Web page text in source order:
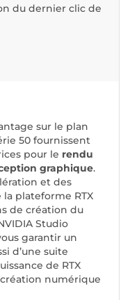
du dernier clic de
sur le plan
50 fournissent
pour le rendu
graphique.
et des
plateforme RTX
de création du
Studio
garantir un
d’une suite
de RTX
numérique